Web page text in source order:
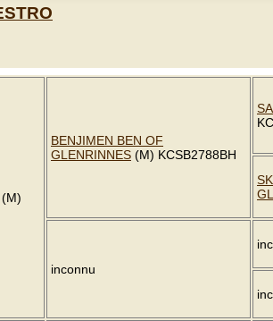
(M)
BENJIMEN BEN OF
GLENRINNES (M) KCSB2788BH
inconnu